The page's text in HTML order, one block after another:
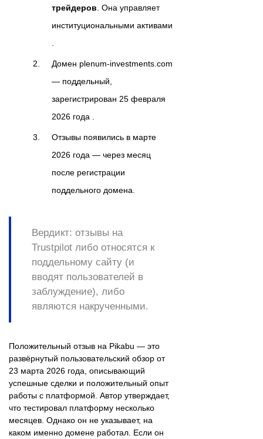
трейдеров . Она управляет
институциональными активами
Домен plenum-investments.com
— поддельный,
зарегистрирован 25 февраля
2026 года .
Отзывы появились в марте
2026 года — через месяц
после регистрации
поддельного домена.
Вердикт: отзывы на
Trustpilot либо относятся к
поддельному сайту (и
вводят пользователей в
заблуждение), либо
являются накрученными.
Положительный отзыв на Pikabu — это
развёрнутый пользовательский обзор от
23 марта 2026 года, описывающий
успешные сделки и положительный опыт
работы с платформой. Автор утверждает,
что тестировал платформу несколько
месяцев. Однако он не указывает, на
каком именно домене работал. Если он